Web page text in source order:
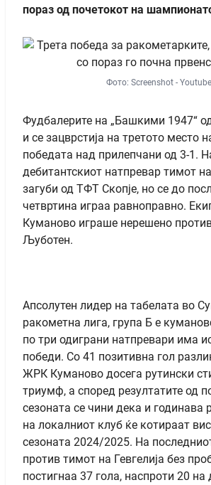
пораз од почетокот на
Фото: Screenshot - Youtube
Фудбалерите на „Башкими 1947“
и се зацврстија на третото место
победата над прилепчани од 3-1.
дебитантскиот натпревар тимот
загуби од ТФТ Скопје, но се до
четвртина играа равноправно.
Куманово играше нерешено
Љуботен.
Апсолутен лидер на табелата во
ракометна лига, група Б е
по три одиграни натпревари има
победи. Со 41 позитивна гол
ЖРК Куманово досега рутински
триумф, а според резултатите од
сезоната се чини дека и годинава
на локалниот клуб ќе котираат
сезоната 2024/2025. На
против тимот на Гевгелија без
постигнаа 37 гола, наспроти 20